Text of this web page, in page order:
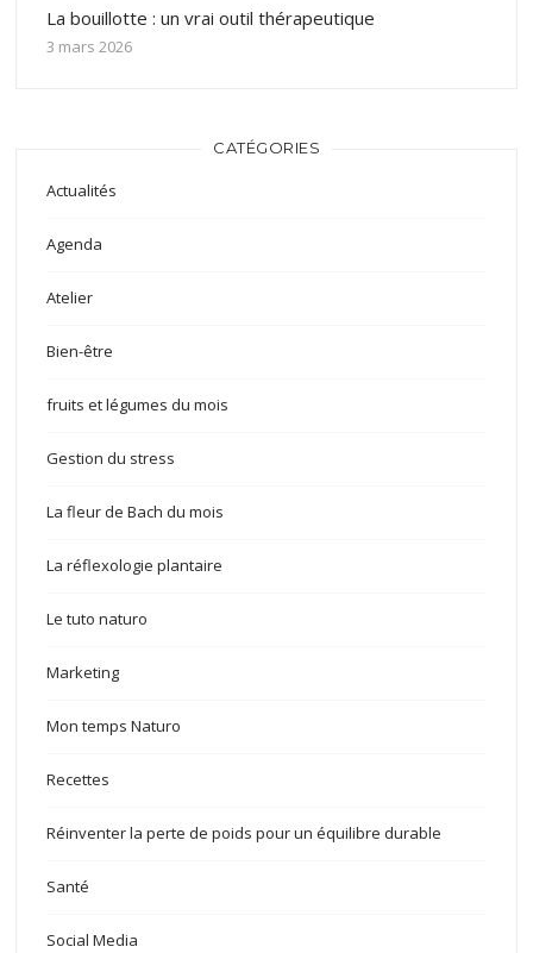
La bouillotte : un vrai outil thérapeutique
3 mars 2026
CATÉGORIES
Actualités
Agenda
Atelier
Bien-être
fruits et légumes du mois
Gestion du stress
La fleur de Bach du mois
La réflexologie plantaire
Le tuto naturo
Marketing
Mon temps Naturo
Recettes
Réinventer la perte de poids pour un équilibre durable
Santé
Social Media